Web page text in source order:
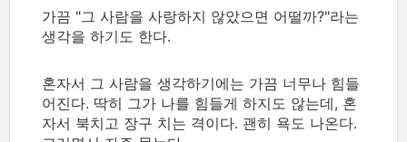
가끔 "그 사람을 사랑하지 않았으면 어떨까?"라는
생각을 하기도 한다.
혼자서 그 사람을 생각하기에는 가끔 너무나 힘들
어진다. 딱히 그가 나를 힘들게 하지도 않는데, 혼
자서 북치고 장구 치는 격이다. 괜히 욕도 나온다.